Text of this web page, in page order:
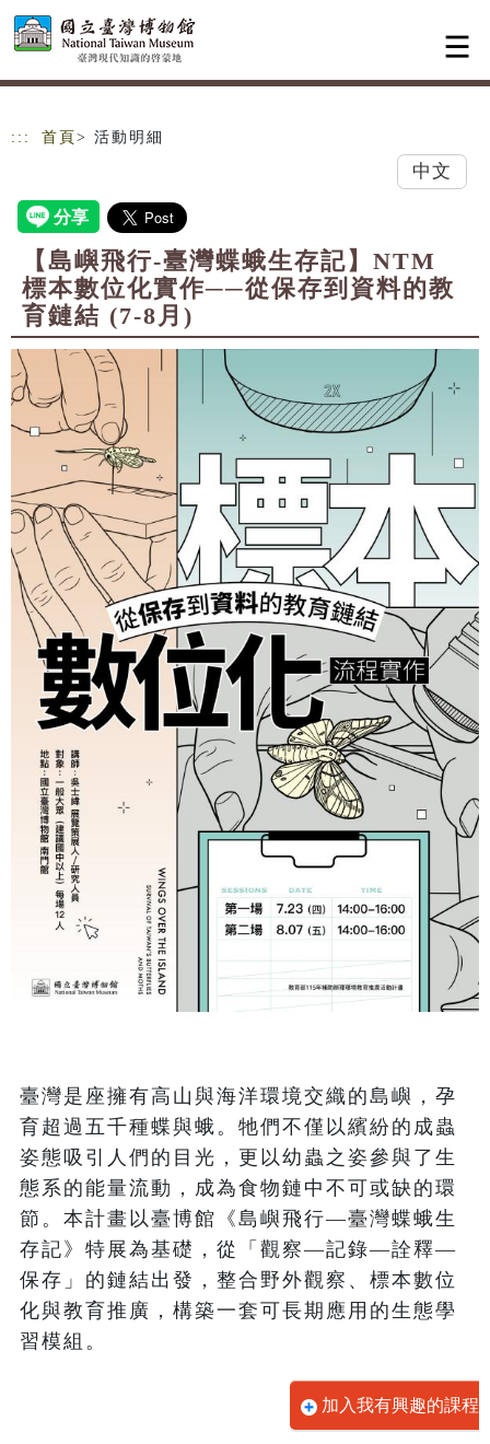
跳到主要內容
網站導覽
::: 首頁 > 活動明細
中文
【島嶼飛行-臺灣蝶蛾生存記】NTM
標本數位化實作──從保存到資料的教
育鏈結 (7-8月)
臺灣是座擁有高山與海洋環境交織的島嶼，孕
育超過五千種蝶與蛾。牠們不僅以繽紛的成蟲
姿態吸引人們的目光，更以幼蟲之姿參與了生
態系的能量流動，成為食物鏈中不可或缺的環
節。本計畫以臺博館《島嶼飛行—臺灣蝶蛾生
存記》特展為基礎，從「觀察—記錄—詮釋—
保存」的鏈結出發，整合野外觀察、標本數位
化與教育推廣，構築一套可長期應用的生態學
習模組。
加入我有興趣的課程